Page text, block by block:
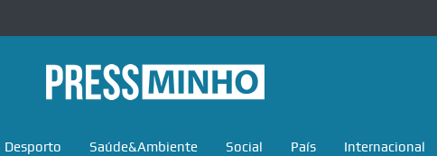
Desporto Saúde&Ambiente Social País Internacional